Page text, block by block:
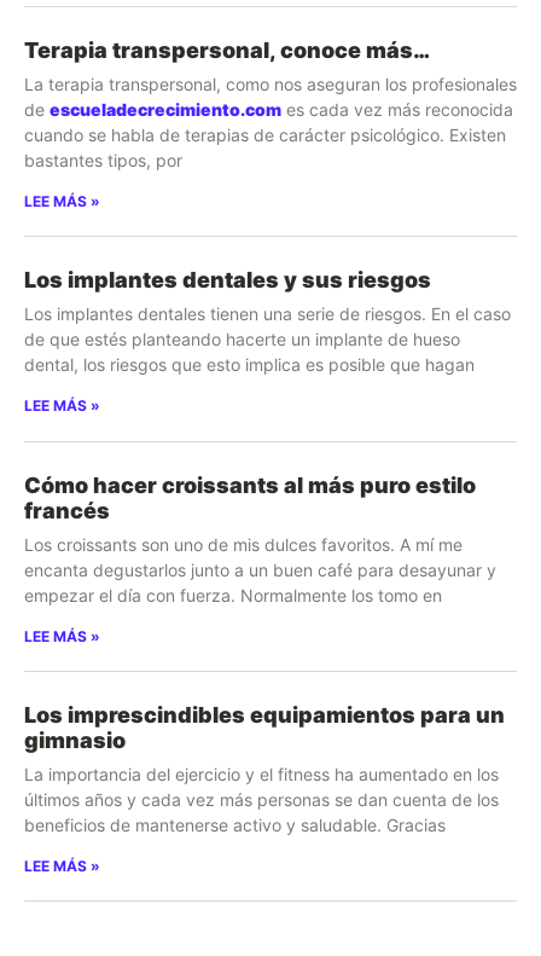
Terapia transpersonal, conoce más…
La terapia transpersonal, como nos aseguran los profesionales
de escueladecrecimiento.com es cada vez más reconocida
cuando se habla de terapias de carácter psicológico. Existen
bastantes tipos, por
LEE MÁS »
Los implantes dentales y sus riesgos
Los implantes dentales tienen una serie de riesgos. En el caso
de que estés planteando hacerte un implante de hueso
dental, los riesgos que esto implica es posible que hagan
LEE MÁS »
Cómo hacer croissants al más puro estilo
francés
Los croissants son uno de mis dulces favoritos. A mí me
encanta degustarlos junto a un buen café para desayunar y
empezar el día con fuerza. Normalmente los tomo en
LEE MÁS »
Los imprescindibles equipamientos para un
gimnasio
La importancia del ejercicio y el fitness ha aumentado en los
últimos años y cada vez más personas se dan cuenta de los
beneficios de mantenerse activo y saludable. Gracias
LEE MÁS »